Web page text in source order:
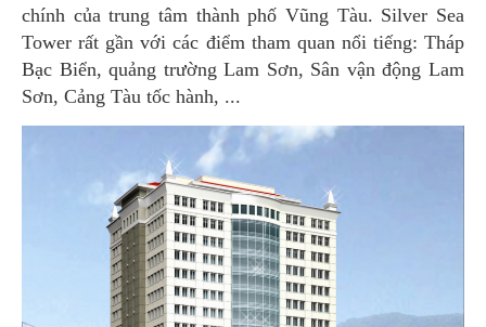
chính của trung tâm thành phố Vũng Tàu. Silver Sea
Tower rất gần với các điểm tham quan nổi tiếng: Tháp
Bạc Biển, quảng trường Lam Sơn, Sân vận động Lam
Sơn, Cảng Tàu tốc hành, ...